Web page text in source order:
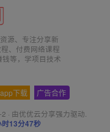
源、专注分享新
、付费网络课程
等，学项目技术
app下载 广告合作
· 由优优云分享强力驱动.
13分47秒